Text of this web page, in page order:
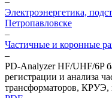
Электроэнергетика,
Петропавловске
–
Частичные и коронные
–
PD-Analyzer HF/UHF/6P
регистрации и анализа
трансформаторов, КРУЭ,